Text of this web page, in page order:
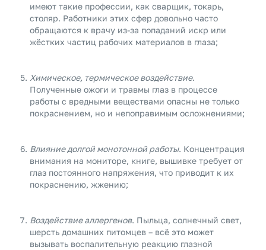
имеют такие профессии, как сварщик, токарь,
столяр. Работники этих сфер довольно часто
обращаются к врачу из-за попаданий искр или
жёстких частиц рабочих материалов в глаза;
Химическое, термическое воздействие.
Полученные ожоги и травмы глаз в процессе
работы с вредными веществами опасны не только
покраснением, но и непоправимым осложнениями;
Влияние долгой монотонной работы. Концентрация
внимания на мониторе, книге, вышивке требует от
глаз постоянного напряжения, что приводит к их
покраснению, жжению;
Воздействие аллергенов. Пыльца, солнечный свет,
шерсть домашних питомцев – всё это может
вызывать воспалительную реакцию глазной